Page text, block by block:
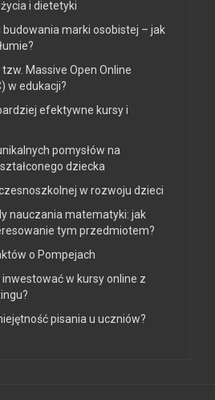
i dietetyki
budowania marki osobistej – jak
Massive Open Online
w edukacji?
efektywne kursy i
pomysłów na
dziecka
w rozwoju dzieci
nauczania matematyki: jak
tym przedmiotem?
o Pompejach
w kursy online z
pisania u uczniów?